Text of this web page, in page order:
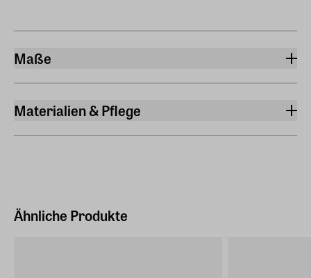
Maße
Länge
90 cm
Materialien & Pflege
Ähnliche Produkte